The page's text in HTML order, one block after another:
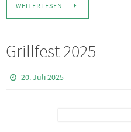
WEITERLESEN…
Grillfest 2025
20. Juli 2025